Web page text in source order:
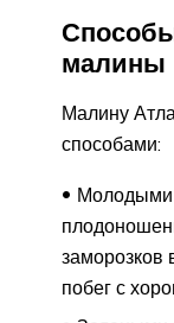
малины
Малину
способами:
Молодыми
заморозков
побег с